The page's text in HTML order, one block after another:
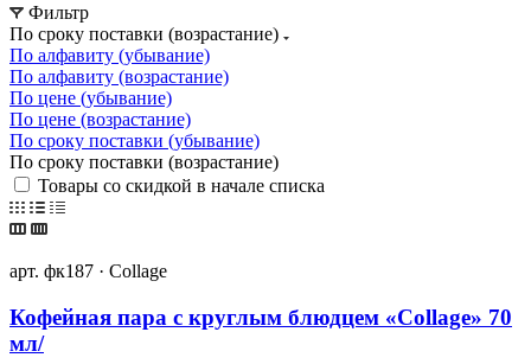
Фильтр
По сроку поставки (возрастание)
По алфавиту (убывание)
По алфавиту (возрастание)
По цене (убывание)
По цене (возрастание)
По сроку поставки (убывание)
По сроку поставки (возрастание)
Товары со скидкой в начале списка
арт. фк187 · Collage
Кофейная пара с круглым блюдцем «Collage» 70
мл/